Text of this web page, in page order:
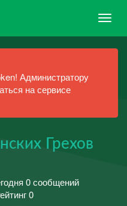
Администратору
на сервисе
Грехов
0 сообщений
0